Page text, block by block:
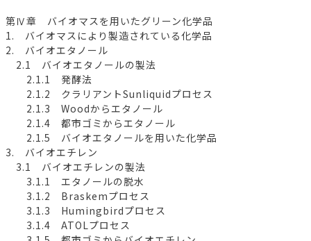
第Ⅳ章 バイオマスを用いたグリーン化学品
1. バイオマスにより製造されている化学品
2. バイオエタノール
2.1 バイオエタノールの製法
2.1.1 発酵法
2.1.2 クラリアントSunliquidプロセス
2.1.3 Woodからエタノール
2.1.4 都市ゴミからエタノール
2.1.5 バイオエタノールを用いた化学品
3. バイオエチレン
3.1 バイオエチレンの製法
3.1.1 エタノールの脱水
3.1.2 Braskemプロセス
3.1.3 Humingbirdプロセス
3.1.4 ATOLプロセス